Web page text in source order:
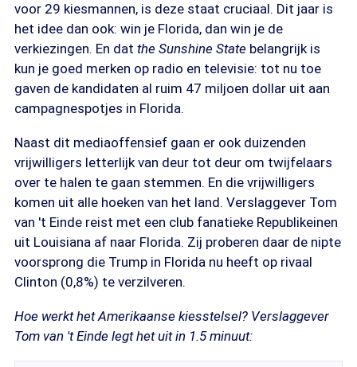
voor 29 kiesmannen, is deze staat cruciaal. Dit jaar is
het idee dan ook: win je Florida, dan win je de
verkiezingen. En dat the Sunshine State belangrijk is
kun je goed merken op radio en televisie: tot nu toe
gaven de kandidaten al ruim 47 miljoen dollar uit aan
campagnespotjes in Florida.
Naast dit mediaoffensief gaan er ook duizenden
vrijwilligers letterlijk van deur tot deur om twijfelaars
over te halen te gaan stemmen. En die vrijwilligers
komen uit alle hoeken van het land. Verslaggever Tom
van 't Einde reist met een club fanatieke Republikeinen
uit Louisiana af naar Florida. Zij proberen daar de nipte
voorsprong die Trump in Florida nu heeft op rivaal
Clinton (0,8%) te verzilveren.
Hoe werkt het Amerikaanse kiesstelsel? Verslaggever
Tom van 't Einde legt het uit in 1.5 minuut: